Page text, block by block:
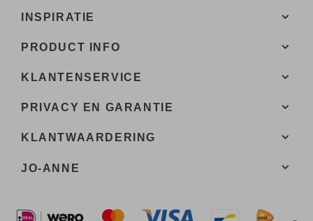
INSPIRATIE
PRODUCT INFO
KLANTENSERVICE
PRIVACY EN GARANTIE
KLANTWAARDERING
JO-ANNE